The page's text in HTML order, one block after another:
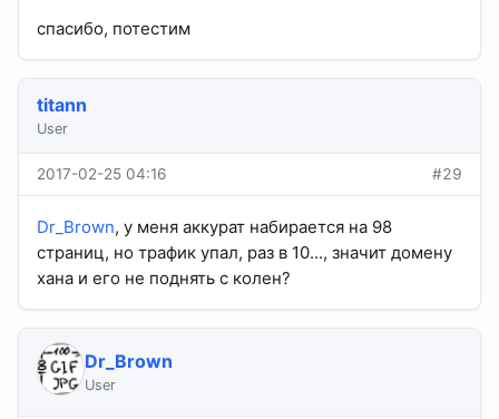
спасибо, потестим
titann
User
2017-02-25 04:16 #29
Dr_Brown, у меня аккурат набирается на 98
страниц, но трафик упал, раз в 10..., значит домену
хана и его не поднять с колен?
Dr_Brown
User